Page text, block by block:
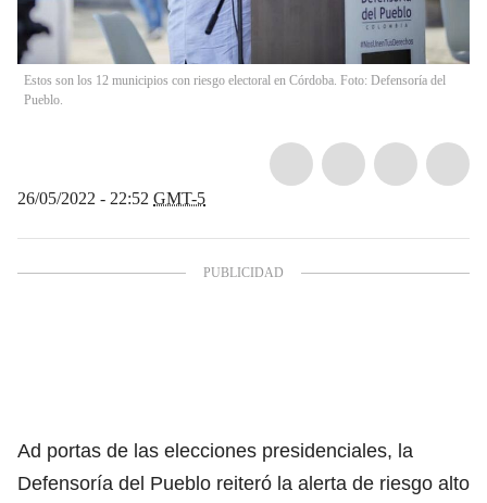
Estos son los 12 municipios con riesgo electoral en Córdoba. Foto: Defensoría del
Pueblo.
26/05/2022 - 22:52 GMT-5
Ad portas de las elecciones presidenciales, la
Defensoría del Pueblo reiteró la alerta de riesgo alto